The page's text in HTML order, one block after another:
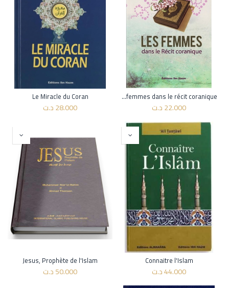
Les femmes dans le récit coranique
22.000د.ت
Le Miracle du Coran
28.000د.ت
Connaitre l'Islam
44.000د.ت
Jesus, Prophète de l'Islam
50.000د.ت